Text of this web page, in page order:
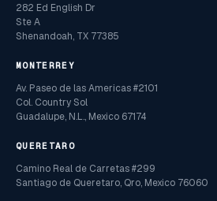
282 Ed English Dr
Ste A
Shenandoah, TX 77385
MONTERREY
Av. Paseo de las Americas #2101
Col. Country Sol
Guadalupe, N.L., Mexico 67174
QUERETARO
Camino Real de Carretas #299
Santiago de Queretaro, Qro, Mexico 76060